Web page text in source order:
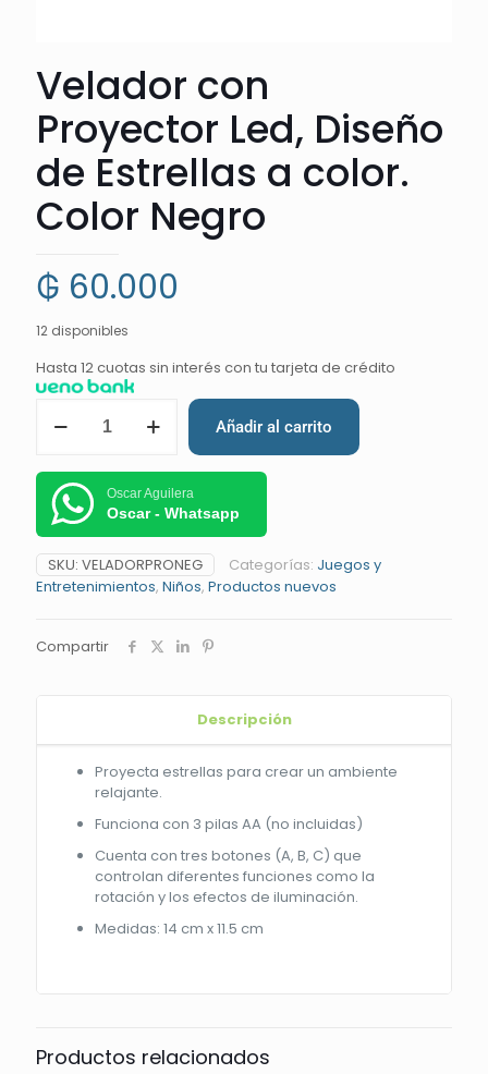
Velador con
Proyector Led, Diseño
de Estrellas a color.
Color Negro
₲ 60.000
12 disponibles
Hasta 12 cuotas sin interés con tu tarjeta de crédito
Añadir al carrito
Oscar Aguilera
Oscar - Whatsapp
SKU: VELADORPRONEG Categorías: Juegos y
Entretenimientos, Niños, Productos nuevos
Compartir
Descripción
Proyecta estrellas para crear un ambiente
relajante.
Funciona con 3 pilas AA (no incluidas)
Cuenta con tres botones (A, B, C) que
controlan diferentes funciones como la
rotación y los efectos de iluminación.
Medidas: 14 cm x 11.5 cm
Productos relacionados